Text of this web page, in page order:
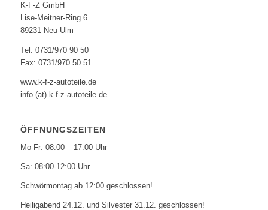
K-F-Z GmbH
Lise-Meitner-Ring 6
89231 Neu-Ulm
Tel: 0731/970 90 50
Fax: 0731/970 50 51
www.k-f-z-autoteile.de
info (at) k-f-z-autoteile.de
ÖFFNUNGSZEITEN
Mo-Fr: 08:00 – 17:00 Uhr
Sa: 08:00-12:00 Uhr
Schwörmontag ab 12:00 geschlossen!
Heiligabend 24.12. und Silvester 31.12. geschlossen!